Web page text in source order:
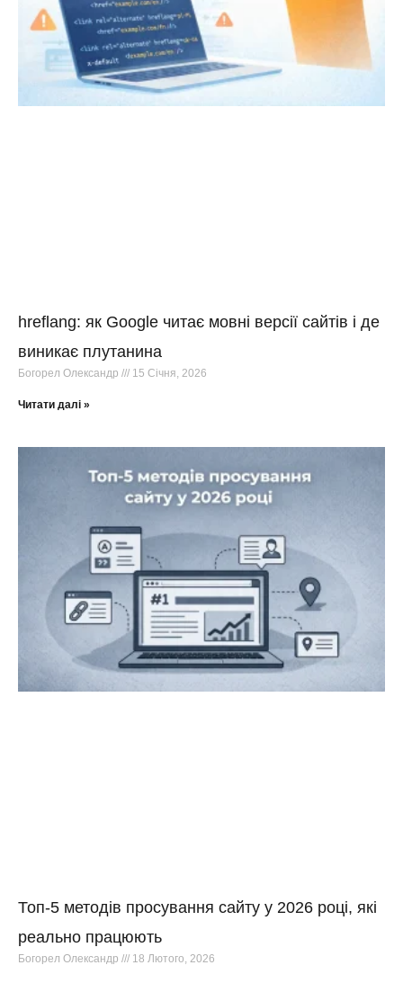
hreflang: як Google читає мовні версії сайтів і де
виникає плутанина
Богорел Олександр 15 Січня, 2026
Читати далі »
Топ-5 методів просування сайту у 2026 році, які
реально працюють
Богорел Олександр 18 Лютого, 2026